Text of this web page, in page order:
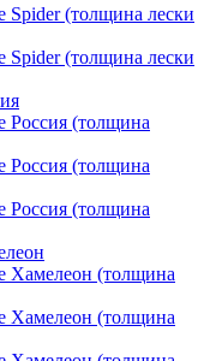
Spider (толщина лески
Spider (толщина лески
Россия (толщина
Россия (толщина
Россия (толщина
Хамелеон (толщина
Хамелеон (толщина